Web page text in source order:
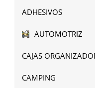
ADHESIVOS
AUTOMOTRIZ
CAJAS
CAMPING